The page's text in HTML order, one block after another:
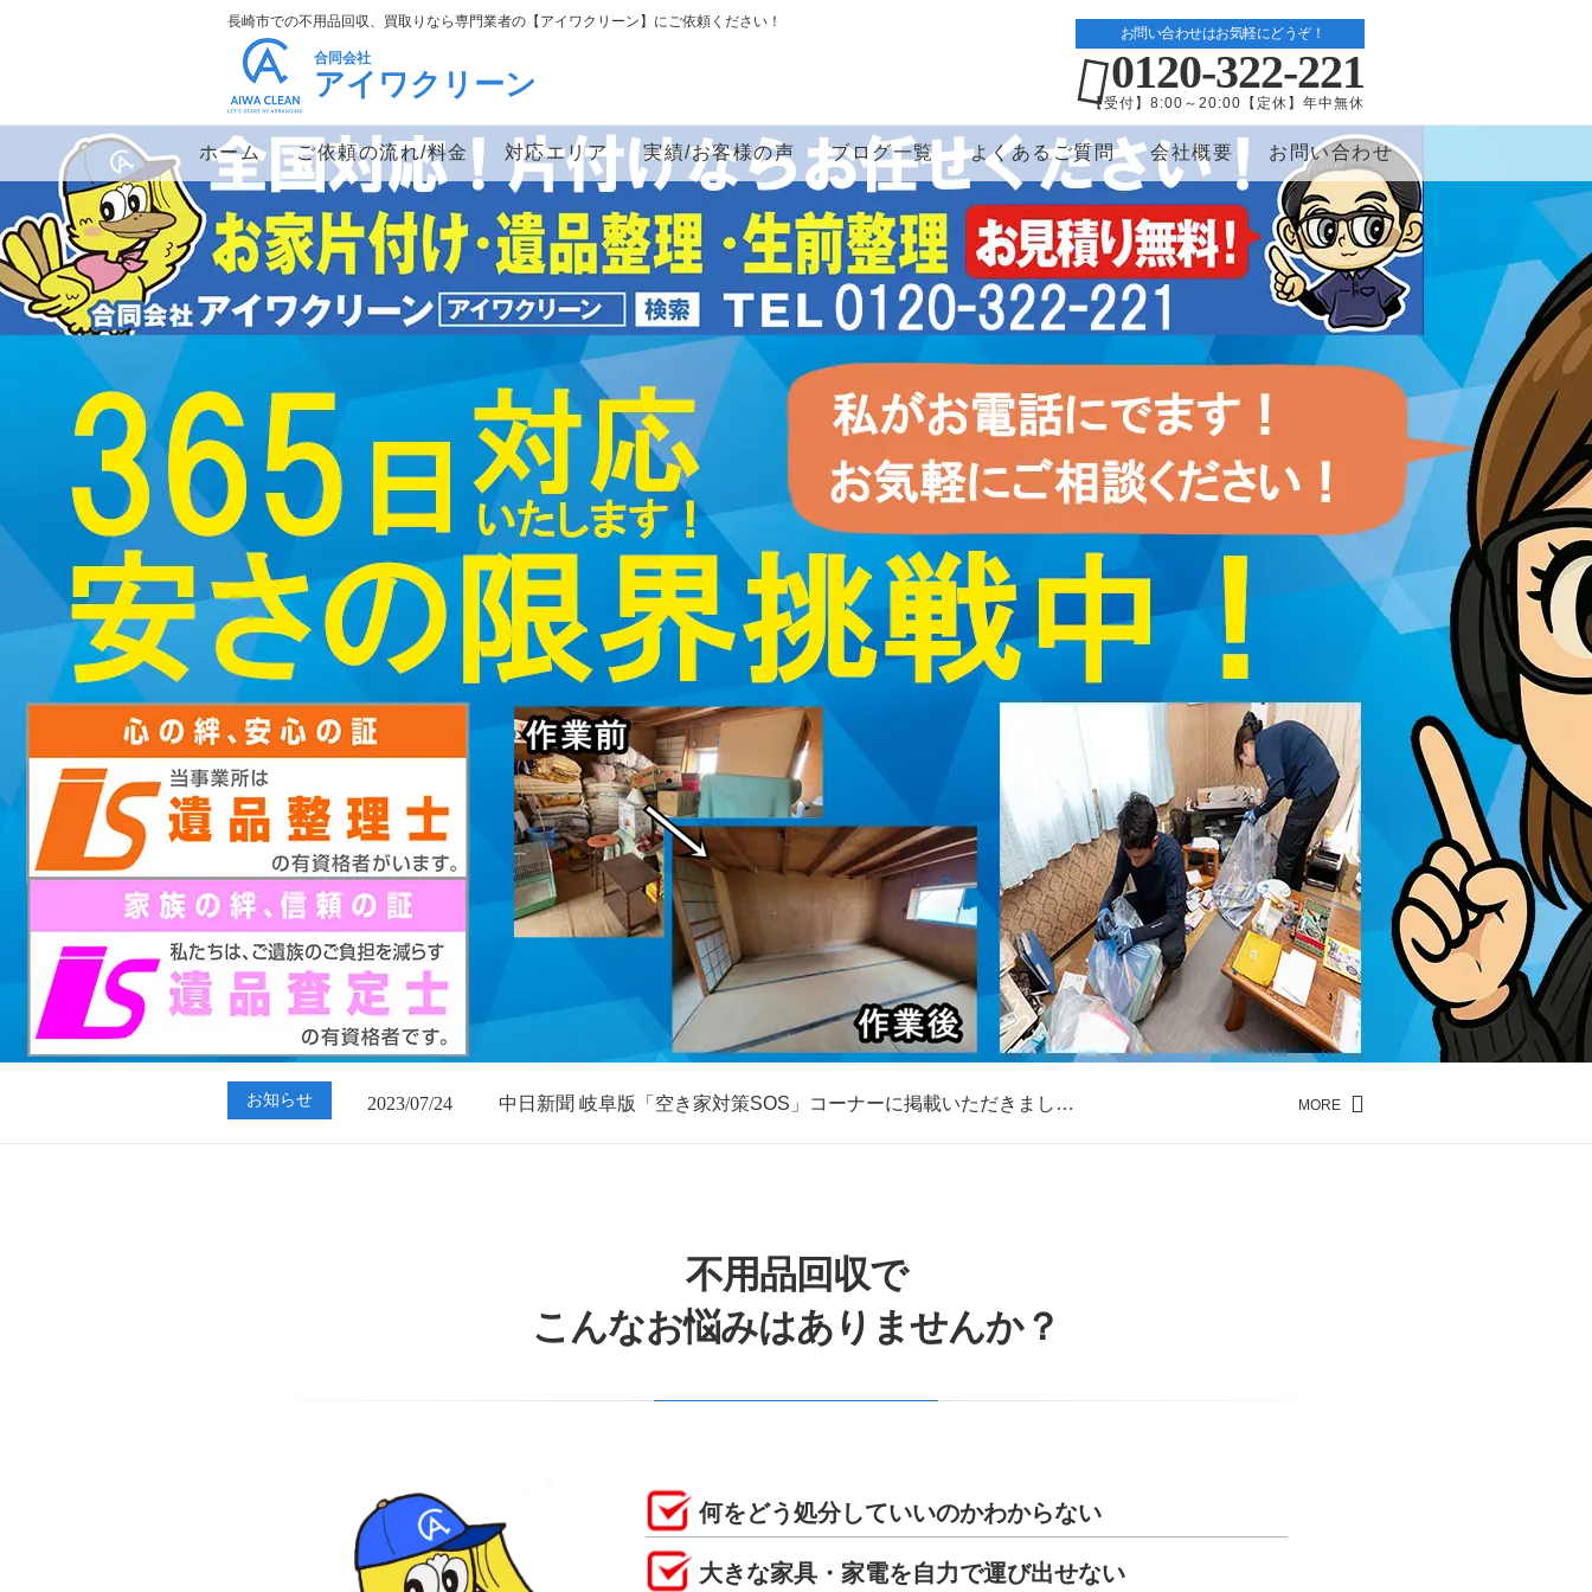
長崎市での不用品回収、買取りなら専門業者の【アイワクリーン】にご依頼ください！
合同会社
アイワクリーン
お問い合わせはお気軽にどうぞ！
0120-322-221
【受付】8:00～20:00【定休】年中無休
ホーム ご依頼の流れ/料金 対応エリア 実績/お客様の声 ブログ一覧 よくあるご質問 会社概要 お問い合わせ
お知らせ
2023/01/12
買取・片付けのアイワクリーン
2023/07/24
中日新聞 岐阜版「空き家対策SOS」コーナーに掲載いただきまし…
2023/01/12
買取・片付けのアイワクリーン
MORE
不用品回収で
こんなお悩みはありませんか？
何をどう処分していいのかわからない
大きな家具・家電を自力で運び出せない